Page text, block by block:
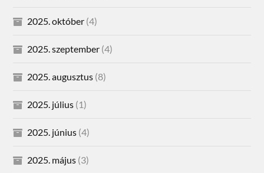
2025. október (4)
2025. szeptember (4)
2025. augusztus (8)
2025. július (1)
2025. június (4)
2025. május (3)